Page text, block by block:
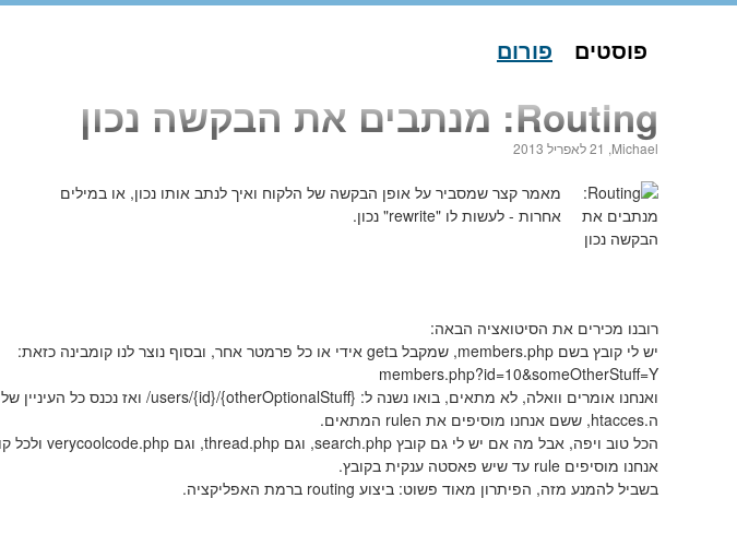
פוסטים פורום
Routing: מנתבים את הבקשה נכון
Michael, 21 לאפריל 2013
מאמר קצר שמסביר על אופן הבקשה של הלקוח ואיך לנתב אותו נכון, או במילים
אחרות - לעשות לו "rewrite" נכון.
רובנו מכירים את הסיטואציה הבאה:
יש לי קובץ בשם members.php, שמקבל בget אידי או כל פרמטר אחר, ובסוף נוצר לנו קומבינה כזאת:
members.php?id=10&someOtherStuff=Y
ואנחנו אומרים וואלה, לא מתאים, בואו נשנה ל: /users/{id}/{otherOptionalStuff} ואז נכנס כל העיניין של
ה.htacces, ששם אנחנו מוסיפים את הrule המתאים.
הכל טוב ויפה, אבל מה אם יש לי גם קובץ search.php, וגם thread.php, וגם verycoolcode.php ולכל קובץ
אנחנו מוסיפים rule עד שיש פאסטה ענקית בקובץ.
בשביל להמנע מזה, הפיתרון מאוד פשוט: ביצוע routing ברמת האפליקציה.